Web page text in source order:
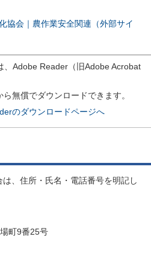
協会｜農作業安全関連（外部サイ
、Adobe Reader（旧Adobe Acrobat
無償でダウンロードできます。
のダウンロードページへ
、住所・氏名・電話番号を明記し
町9番25号